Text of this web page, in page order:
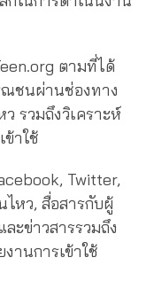
ตามที่ได้
ณชนผ่านช่องทาง
รวมถึงวิเคราะห์
าใช้
Twitter,
ไหว, สื่อสารกับผู้
ข่าวสารรวมถึง
านการเข้าใช้